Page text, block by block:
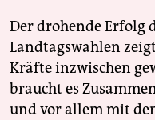
Der drohende Erfolg
Landtagswahlen
Kräfte inzwischen
braucht es
und vor allem mit